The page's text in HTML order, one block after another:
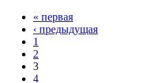
« первая
‹ предыдущая
1
2
3
4